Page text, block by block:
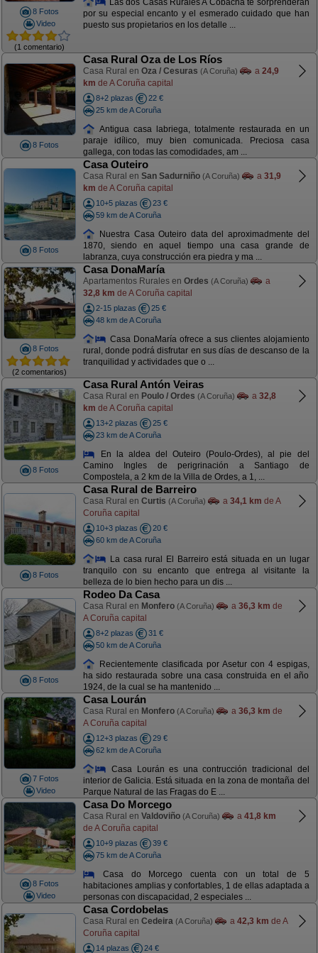
8 Fotos
Video
(1 comentario)
por su especial encanto y el esmerado cuidado que han
puesto sus propietarios en los detalle ...
8 Fotos
Casa Rural Oza de Los Ríos
Casa Rural en Oza / Cesuras (A Coruña) a 24,9
km de A Coruña capital
8+2 plazas
22 €
25 km de A Coruña
Antigua casa labriega, totalmente restaurada en un
paraje idílico, muy bien comunicada. Preciosa casa
gallega, con todas las comodidades, am ...
8 Fotos
Casa Outeiro
Casa Rural en San Sadurniño (A Coruña) a 31,9
km de A Coruña capital
10+5 plazas
23 €
59 km de A Coruña
Nuestra Casa Outeiro data del aproximadmente del
1870, siendo en aquel tiempo una casa grande de
labranza, cuya construcción era piedra y ma ...
8 Fotos
(2 comentarios)
Casa DonaMaría
Apartamentos Rurales en Ordes (A Coruña)
a
32,8 km de A Coruña capital
2-15 plazas
25 €
48 km de A Coruña
Casa DonaMaría ofrece a sus clientes alojamiento
rural, donde podrá disfrutar en sus días de descanso de la
tranquilidad y actividades que o ...
8 Fotos
Casa Rural Antón Veiras
Casa Rural en Poulo / Ordes (A Coruña) a 32,8
km de A Coruña capital
13+2 plazas
25 €
23 km de A Coruña
En la aldea del Outeiro (Poulo-Ordes), al pie del
Camino Ingles de perigrinación a Santiago de
Compostela, a 2 km de la Villa de Ordes, a 1, ...
8 Fotos
Casa Rural de Barreiro
Casa Rural en Curtis (A Coruña) a 34,1 km de A
Coruña capital
10+3 plazas
20 €
60 km de A Coruña
La casa rural El Barreiro está situada en un lugar
tranquilo con su encanto que entrega al visitante la
belleza de lo bien hecho para un dis ...
8 Fotos
Rodeo Da Casa
Casa Rural en Monfero (A Coruña) a 36,3 km de
A Coruña capital
8+2 plazas
31 €
50 km de A Coruña
Recientemente clasificada por Asetur con 4 espigas,
ha sido restaurada sobre una casa construida en el año
1924, de la cual se ha mantenido ...
7 Fotos
Video
Casa Lourán
Casa Rural en Monfero (A Coruña) a 36,3 km de
A Coruña capital
12+3 plazas
29 €
62 km de A Coruña
Casa Lourán es una contrucción tradicional del
interior de Galicia. Está situada en la zona de montaña del
Parque Natural de las Fragas do E ...
8 Fotos
Video
Casa Do Morcego
Casa Rural en Valdoviño (A Coruña) a 41,8 km
de A Coruña capital
10+9 plazas
39 €
75 km de A Coruña
Casa do Morcego cuenta con un total de 5
habitaciones amplias y confortables, 1 de ellas adaptada a
personas con discapacidad, 2 especiales ...
Casa Cordobelas
Casa Rural en Cedeira (A Coruña) a 42,3 km de A
Coruña capital
14 plazas 24 €